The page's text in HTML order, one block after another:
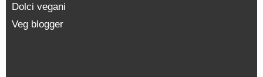
Dolci vegani
Veg blogger